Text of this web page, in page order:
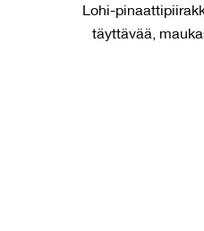
Lohi-
täyttävää,